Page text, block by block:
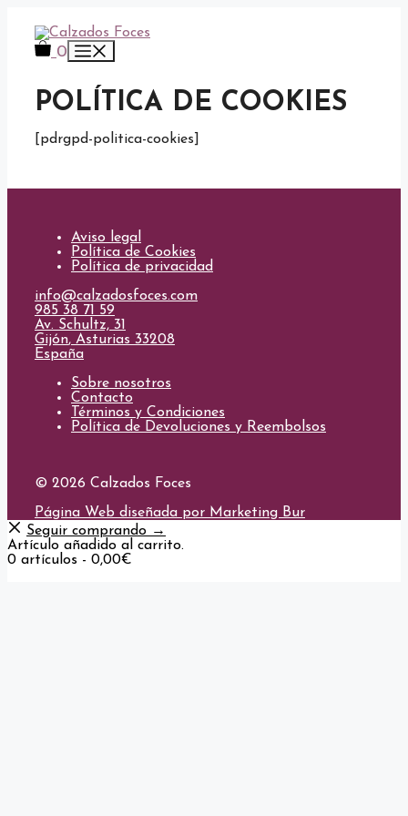
contenido
0 Menú
POLÍTICA DE COOKIES
[pdrgpd-politica-cookies]
Aviso legal
Política de Cookies
Política de privacidad
info@calzadosfoces.com
985 38 71 59
Av. Schultz, 31
Gijón, Asturias 33208
España
Sobre nosotros
Contacto
Términos y Condiciones
Política de Devoluciones y Reembolsos
© 2026 Calzados Foces
Página Web diseñada por Marketing Bur
Seguir comprando →
Artículo añadido al carrito.
0 artículos - 0,00€